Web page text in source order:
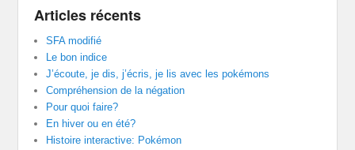
Articles récents
SFA modifié
Le bon indice
J’écoute, je dis, j’écris, je lis avec les pokémons
Compréhension de la négation
Pour quoi faire?
En hiver ou en été?
Histoire interactive: Pokémon